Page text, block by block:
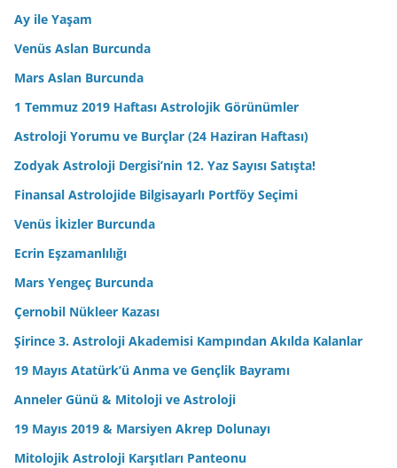
Ay ile Yaşam
Venüs Aslan Burcunda
Mars Aslan Burcunda
1 Temmuz 2019 Haftası Astrolojik Görünümler
Astroloji Yorumu ve Burçlar (24 Haziran Haftası)
Zodyak Astroloji Dergisi’nin 12. Yaz Sayısı Satışta!
Finansal Astrolojide Bilgisayarlı Portföy Seçimi
Venüs İkizler Burcunda
Ecrin Eşzamanlılığı
Mars Yengeç Burcunda
Çernobil Nükleer Kazası
Şirince 3. Astroloji Akademisi Kampından Akılda Kalanlar
19 Mayıs Atatürk’ü Anma ve Gençlik Bayramı
Anneler Günü & Mitoloji ve Astroloji
19 Mayıs 2019 & Marsiyen Akrep Dolunayı
Mitolojik Astroloji Karşıtları Panteonu